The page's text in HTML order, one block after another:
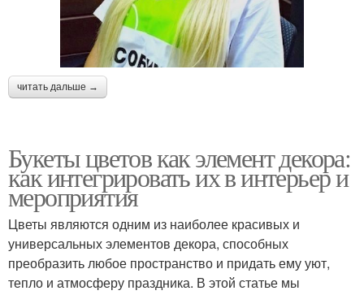
читать дальше →
Букеты цветов как элемент декора:
как интегрировать их в интерьер и
мероприятия
Цветы являются одним из наиболее красивых и
универсальных элементов декора, способных
преобразить любое пространство и придать ему уют,
тепло и атмосферу праздника. В этой статье мы